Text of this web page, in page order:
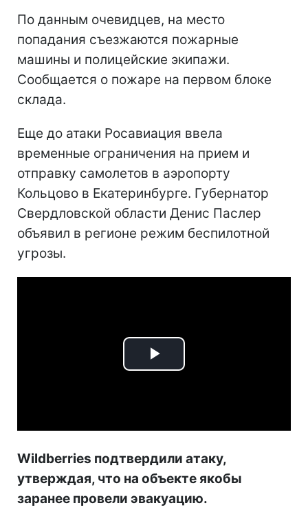
По данным очевидцев, на место
попадания съезжаются пожарные
машины и полицейские экипажи.
Сообщается о пожаре на первом блоке
склада.
Еще до атаки Росавиация ввела
временные ограничения на прием и
отправку самолетов в аэропорту
Кольцово в Екатеринбурге. Губернатор
Свердловской области Денис Паслер
объявил в регионе режим беспилотной
угрозы.
Play
Wildberries подтвердили атаку,
утверждая, что на объекте якобы
заранее провели эвакуацию.